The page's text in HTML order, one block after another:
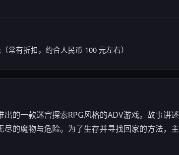
常有折扣，约合人民币 100 元左右）
的一款迷宫探索RPG风格的ADV游戏。故事讲
尽的魔物与危险。为了生存并寻找回家的方法，